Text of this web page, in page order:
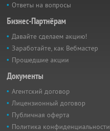
Ответы на вопросы
Бизнес-Партнёрам
Давайте сделаем акцию!
Заработайте, как Вебмастер
Прошедшие акции
Документы
Агентский договор
Лицензионный договор
Публичная оферта
Политика конфиденциальности